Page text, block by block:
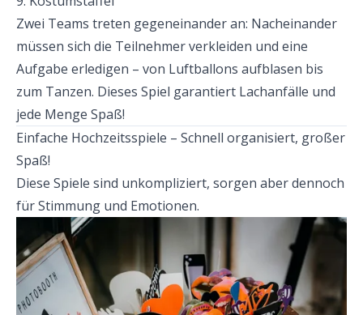
Zwei Teams treten gegeneinander an: Nacheinander
müssen sich die Teilnehmer verkleiden und eine
Aufgabe erledigen – von Luftballons aufblasen bis
zum Tanzen. Dieses Spiel garantiert Lachanfälle und
jede Menge Spaß!
Einfache Hochzeitsspiele – Schnell organisiert, großer
Spaß!
Diese Spiele sind unkompliziert, sorgen aber dennoch
für Stimmung und Emotionen.